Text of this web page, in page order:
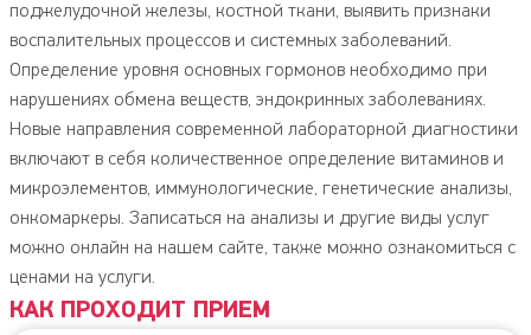
поджелудочной железы, костной ткани, выявить признаки
воспалительных процессов и системных заболеваний.
Определение уровня основных гормонов необходимо при
нарушениях обмена веществ, эндокринных заболеваниях.
Новые направления современной лабораторной диагностики
включают в себя количественное определение витаминов и
микроэлементов, иммунологические, генетические анализы,
онкомаркеры. Записаться на анализы и другие виды услуг
можно онлайн на нашем сайте, также можно ознакомиться с
ценами на услуги.
КАК ПРОХОДИТ ПРИЕМ
Анализы "Здоровое сердце и сосуды" (Мужчины)
Анализы "Здоровое сердце и сосуды" (Женщины)
Комплекс анализов «Коррекция веса»
Анализ МНО экспресс-методом
Анализ на микроальбуминурию (МАУ)
Экспресс-анализ сахара в крови
Описание и цены на анализы